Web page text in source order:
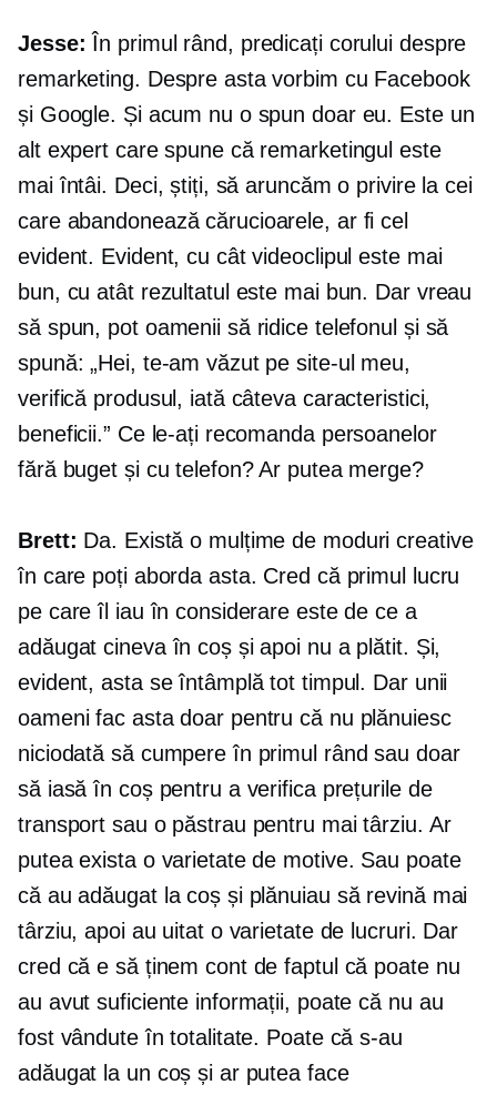
Jesse: În primul rând, predicați corului despre
remarketing. Despre asta vorbim cu Facebook
și Google. Și acum nu o spun doar eu. Este un
alt expert care spune că remarketingul este
mai întâi. Deci, știți, să aruncăm o privire la cei
care abandonează cărucioarele, ar fi cel
evident. Evident, cu cât videoclipul este mai
bun, cu atât rezultatul este mai bun. Dar vreau
să spun, pot oamenii să ridice telefonul și să
spună: „Hei, te-am văzut pe site-ul meu,
verifică produsul, iată câteva caracteristici,
beneficii.” Ce le-ați recomanda persoanelor
fără buget și cu telefon? Ar putea merge?
Brett: Da. Există o mulțime de moduri creative
în care poți aborda asta. Cred că primul lucru
pe care îl iau în considerare este de ce a
adăugat cineva în coș și apoi nu a plătit. Și,
evident, asta se întâmplă tot timpul. Dar unii
oameni fac asta doar pentru că nu plănuiesc
niciodată să cumpere în primul rând sau doar
să iasă în coș pentru a verifica prețurile de
transport sau o păstrau pentru mai târziu. Ar
putea exista o varietate de motive. Sau poate
că au adăugat la coș și plănuiau să revină mai
târziu, apoi au uitat o varietate de lucruri. Dar
cred că e să ținem cont de faptul că poate nu
au avut suficiente informații, poate că nu au
fost vândute în totalitate. Poate că s-au
adăugat la un coș și ar putea face